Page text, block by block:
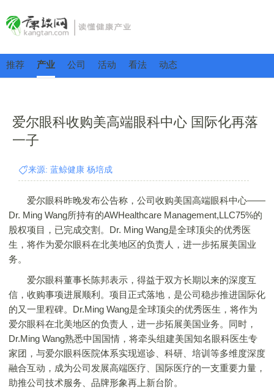
推荐 产业 公司 活动 看法 动态
爱尔眼科收购美高端眼科中心 国际化再落
一子
来源: 蓝鲸健康 杨培成
爱尔眼科昨晚发布公告称，公司收购美国高端眼科中心——
Dr. Ming Wang所持有的AWHealthcare Management,LLC75%的
股权项目，已完成交割。Dr. Ming Wang是全球顶尖的优秀医
生，将作为爱尔眼科在北美地区的负责人，进一步拓展美国业
务。
爱尔眼科董事长陈邦表示，得益于双方长期以来的深度互
信，收购事项进展顺利。项目正式落地，是公司稳步推进国际化
的又一里程碑。Dr.Ming Wang是全球顶尖的优秀医生，将作为
爱尔眼科在北美地区的负责人，进一步拓展美国业务。同时，
Dr.Ming Wang熟悉中国国情，将牵头组建美国知名眼科医生专
家团，与爱尔眼科医院体系实现巡诊、科研、培训等多维度深度
融合互动，成为公司发展高端医疗、国际医疗的一支重要力量，
助推公司技术服务、品牌形象再上新台阶。